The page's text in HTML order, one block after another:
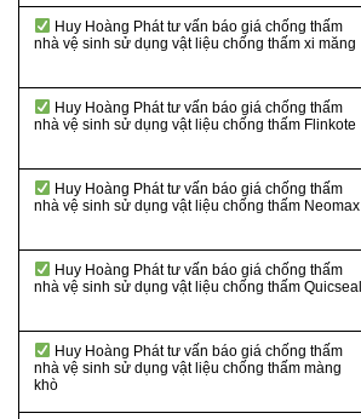
Huy Hoàng Phát tư vấn báo giá chống thấm
nhà vệ sinh sử dụng vật liệu chống thấm xi măng
Huy Hoàng Phát tư vấn báo giá chống thấm
nhà vệ sinh sử dụng vật liệu chống thấm Flinkote
Huy Hoàng Phát tư vấn báo giá chống thấm
nhà vệ sinh sử dụng vật liệu chống thấm Neomax
Huy Hoàng Phát tư vấn báo giá chống thấm
nhà vệ sinh sử dụng vật liệu chống thấm Quicseal
Huy Hoàng Phát tư vấn báo giá chống thấm
nhà vệ sinh sử dụng vật liệu chống thấm màng
khò